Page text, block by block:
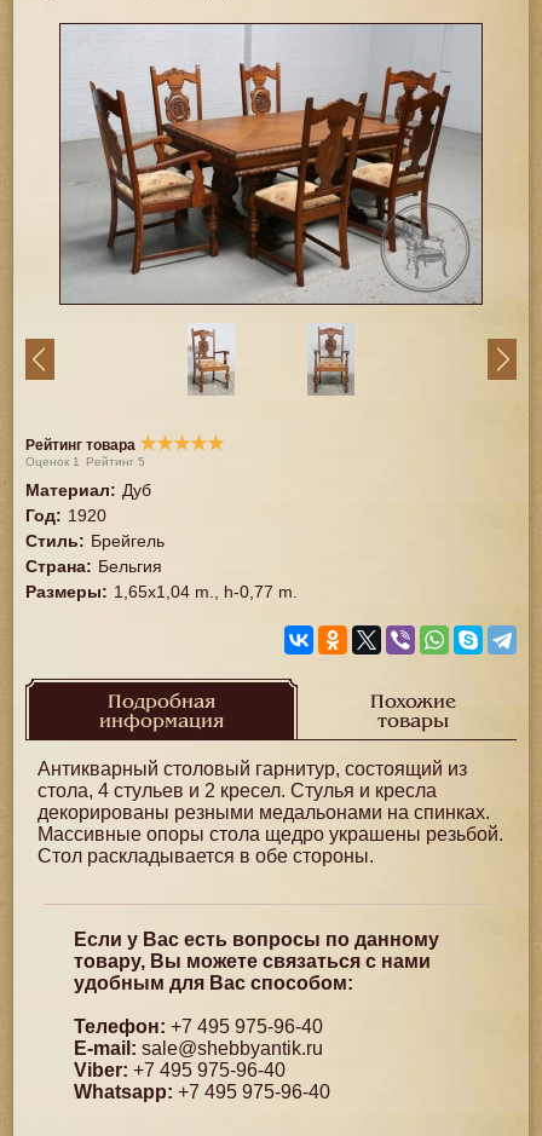
Рейтинг товара ★★★★★
Оценок 1 Рейтинг5
Материал: Дуб
Год: 1920
Стиль: Брейгель
Страна: Бельгия
Размеры: 1,65x1,04 m., h-0,77 m.
Подробная
информация
Похожие
товары
Антикварный столовый гарнитур, состоящий из
стола, 4 стульев и 2 кресел. Стулья и кресла
декорированы резными медальонами на спинках.
Массивные опоры стола щедро украшены резьбой.
Стол раскладывается в обе стороны.
Если у Вас есть вопросы по данному
товару, Вы можете связаться с нами
удобным для Вас способом:
Телефон: +7 495 975-96-40
E-mail: sale@shebbyantik.ru
Viber: +7 495 975-96-40
Whatsapp: +7 495 975-96-40